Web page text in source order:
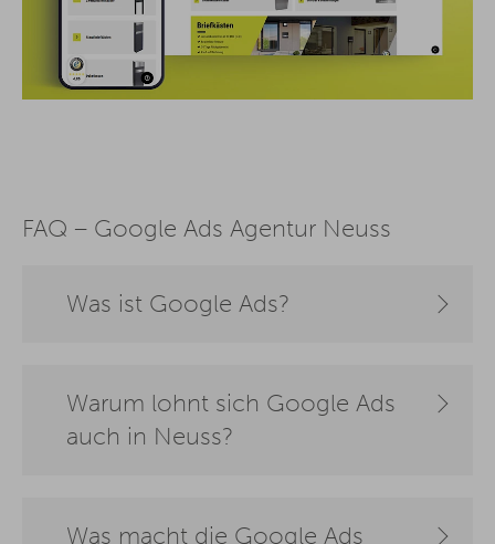
FAQ – Google Ads Agentur Neuss
Was ist Google Ads?
Warum lohnt sich Google Ads
auch in Neuss?
Was macht die Google Ads